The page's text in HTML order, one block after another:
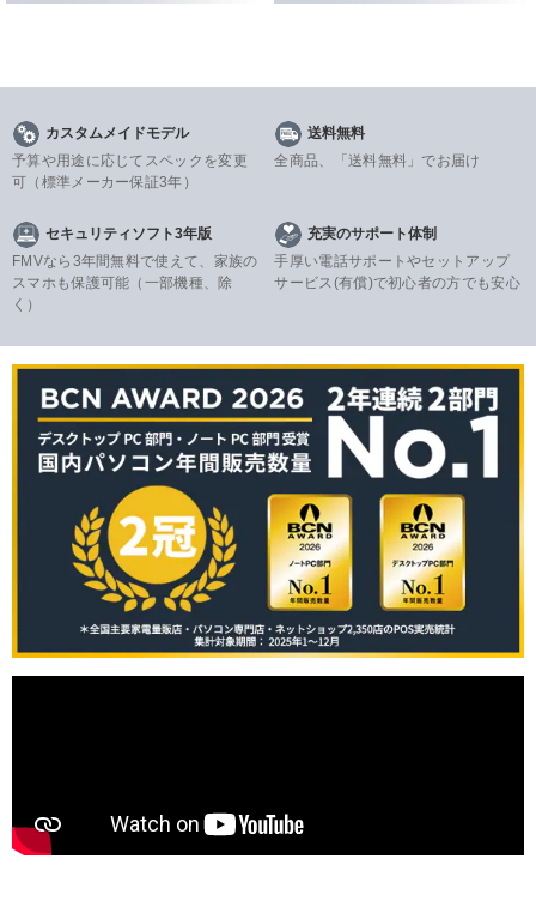
カスタムメイドモデル
予算や用途に応じてスペックを変更
可 （標準メーカー保証3年）
送料無料
全商品、「送料無料」でお届け
セキュリティソフト3年版
FMVなら3年間無料で使えて、家族の
スマホも保護可能（一部機種、除
く）
充実のサポート体制
手厚い電話サポートやセットアップ
サービス(有償)で初心者の方でも安心